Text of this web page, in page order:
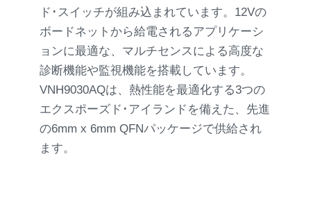
ド･スイッチが組み込まれています。12Vの
ボードネットから給電されるアプリケーシ
ョンに最適な、マルチセンスによる高度な
診断機能や監視機能を搭載しています。
VNH9030AQは、熱性能を最適化する3つの
エクスポーズド･アイランドを備えた、先進
の6mm x 6mm QFNパッケージで供給され
ます。